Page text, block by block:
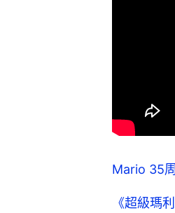
Mario 35
《超級瑪